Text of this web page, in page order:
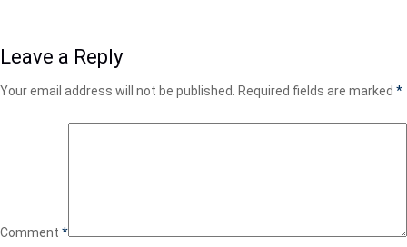
Leave a Reply
Your email address will not be published. Required fields are marked *
Comment *